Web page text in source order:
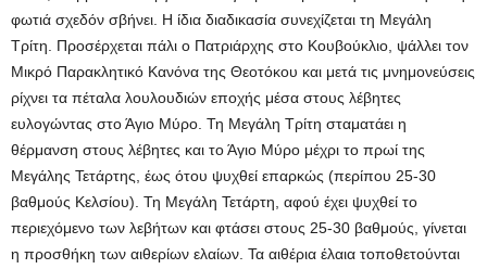
φωτιά σχεδόν σβήνει. Η ίδια διαδικασία συνεχίζεται τη Μεγάλη
Τρίτη. Προσέρχεται πάλι ο Πατριάρχης στο Κουβούκλιο, ψάλλει τον
Μικρό Παρακλητικό Κανόνα της Θεοτόκου και μετά τις μνημονεύσεις
ρίχνει τα πέταλα λουλουδιών εποχής μέσα στους λέβητες
ευλογώντας στο Άγιο Μύρο. Τη Μεγάλη Τρίτη σταματάει η
θέρμανση στους λέβητες και το Άγιο Μύρο μέχρι το πρωί της
Μεγάλης Τετάρτης, έως ότου ψυχθεί επαρκώς (περίπου 25-30
βαθμούς Κελσίου). Τη Μεγάλη Τετάρτη, αφού έχει ψυχθεί το
περιεχόμενο των λεβήτων και φτάσει στους 25-30 βαθμούς, γίνεται
η προσθήκη των αιθερίων ελαίων. Τα αιθέρια έλαια τοποθετούνται